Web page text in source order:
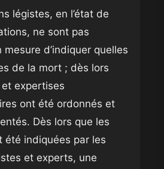
légistes, en l’état de
ne sont pas
mesure d’indiquer quelles
de la mort ; dès lors
expertises
ont été ordonnés et
Dès lors que les
été indiquées par les
et experts, une